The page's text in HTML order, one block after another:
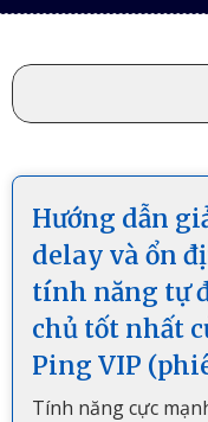
Hướng dẫn
delay và ổn
tính năng tự
chủ tốt nhất
Ping VIP
Tính năng cực